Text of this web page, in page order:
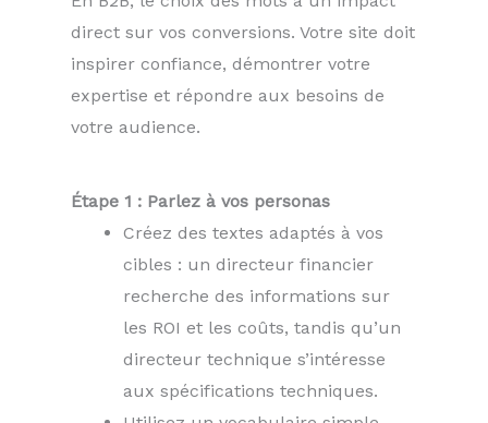
direct sur vos conversions. Votre site doit
inspirer confiance, démontrer votre
expertise et répondre aux besoins de
votre audience.
Étape 1 : Parlez à vos personas
Créez des textes adaptés à vos
cibles : un directeur financier
recherche des informations sur
les ROI et les coûts, tandis qu’un
directeur technique s’intéresse
aux spécifications techniques.